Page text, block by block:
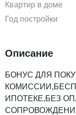
Квартир в доме
Год постройки
Описание
БОНУС ДЛЯ
ИПОТЕКЕ,БЕЗ